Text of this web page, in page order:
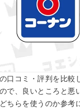
口コミ・評判を比較
で、良いところと悪
ちらを使うのか参考